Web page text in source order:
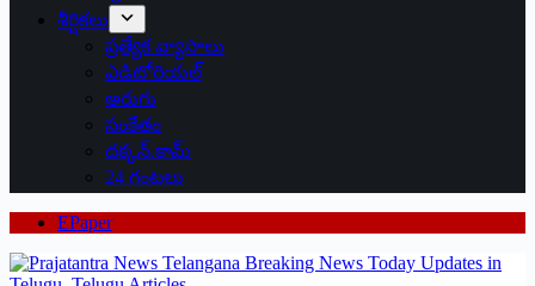
శీర్షికలు
ప్రత్యేక వ్యాసాలు
ఎడిటోరియల్
అరుగు
సంకేతం
దక్కన్.కామ్
24 గంటలు
EPaper